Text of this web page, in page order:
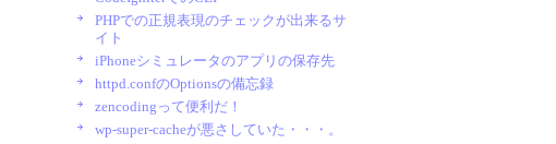
PHPでの正規表現のチェックが出来るサ
イト
iPhoneシミュレータのアプリの保存先
httpd.confのOptionsの備忘録
zencodingって便利だ！
wp-super-cacheが悪さしていた・・・。